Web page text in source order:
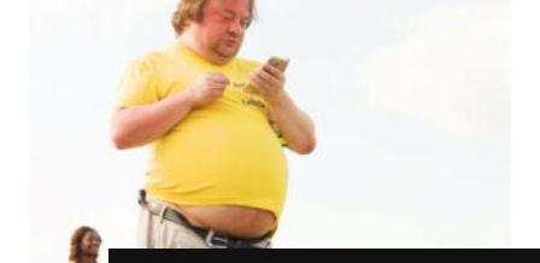
a
la
creatividad